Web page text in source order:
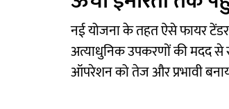
नई योजना के तहत ऐसे फायर
अत्याधुनिक उपकरणों की मदद
ऑपरेशन को तेज और प्रभावी